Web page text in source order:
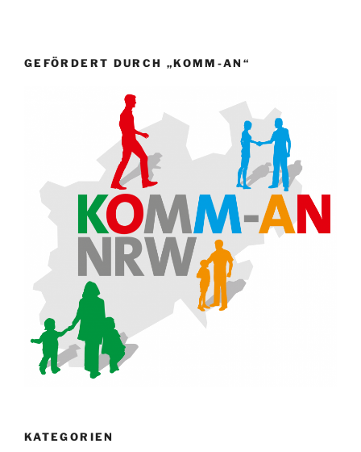
GEFÖRDERT DURCH „KOMM-AN“
KATEGORIEN